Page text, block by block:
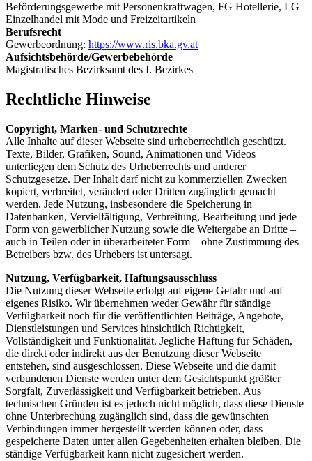
Beförderungsgewerbe mit Personenkraftwagen, FG Hotellerie, LG
Einzelhandel mit Mode und Freizeitartikeln
Berufsrecht
Gewerbeordnung: https://www.ris.bka.gv.at
Aufsichtsbehörde/Gewerbebehörde
Magistratisches Bezirksamt des I. Bezirkes
Rechtliche Hinweise
Copyright, Marken- und Schutzrechte
Alle Inhalte auf dieser Webseite sind urheberrechtlich geschützt.
Texte, Bilder, Grafiken, Sound, Animationen und Videos
unterliegen dem Schutz des Urheberrechts und anderer
Schutzgesetze. Der Inhalt darf nicht zu kommerziellen Zwecken
kopiert, verbreitet, verändert oder Dritten zugänglich gemacht
werden. Jede Nutzung, insbesondere die Speicherung in
Datenbanken, Vervielfältigung, Verbreitung, Bearbeitung und jede
Form von gewerblicher Nutzung sowie die Weitergabe an Dritte –
auch in Teilen oder in überarbeiteter Form – ohne Zustimmung des
Betreibers bzw. des Urhebers ist untersagt.
Nutzung, Verfügbarkeit, Haftungsausschluss
Die Nutzung dieser Webseite erfolgt auf eigene Gefahr und auf
eigenes Risiko. Wir übernehmen weder Gewähr für ständige
Verfügbarkeit noch für die veröffentlichten Beiträge, Angebote,
Dienstleistungen und Services hinsichtlich Richtigkeit,
Vollständigkeit und Funktionalität. Jegliche Haftung für Schäden,
die direkt oder indirekt aus der Benutzung dieser Webseite
entstehen, sind ausgeschlossen. Diese Webseite und die damit
verbundenen Dienste werden unter dem Gesichtspunkt größter
Sorgfalt, Zuverlässigkeit und Verfügbarkeit betrieben. Aus
technischen Gründen ist es jedoch nicht möglich, dass diese Dienste
ohne Unterbrechung zugänglich sind, dass die gewünschten
Verbindungen immer hergestellt werden können oder, dass
gespeicherte Daten unter allen Gegebenheiten erhalten bleiben. Die
ständige Verfügbarkeit kann nicht zugesichert werden.